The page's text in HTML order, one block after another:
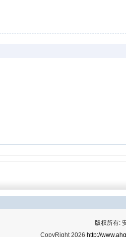
版权所有:
CopyRight 2026 http://